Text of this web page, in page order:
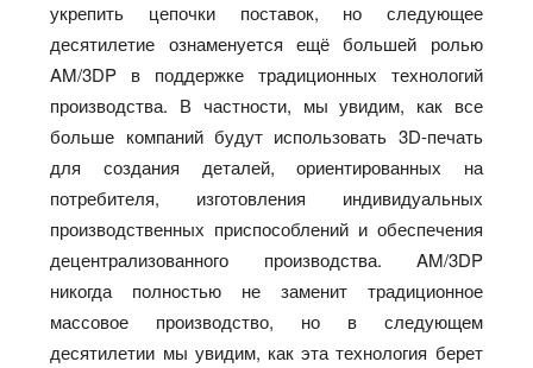
укрепить цепочки поставок, но следующее
десятилетие ознаменуется ещё большей ролью
AM/3DP в поддержке традиционных технологий
производства. В частности, мы увидим, как все
больше компаний будут использовать 3D-печать
для создания деталей, ориентированных на
потребителя, изготовления индивидуальных
производственных приспособлений и обеспечения
децентрализованного производства. AM/3DP
никогда полностью не заменит традиционное
массовое производство, но в следующем
десятилетии мы увидим, как эта технология берет